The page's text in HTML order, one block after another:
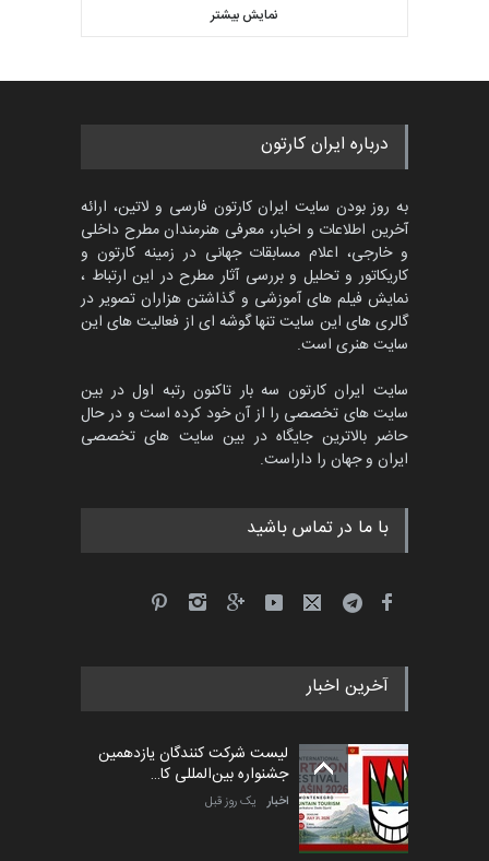
کتابخانۀ ممتا…
مسابقه بین‌المللی کارتون آیدین
دوغان، ترکیه،…
مسابقۀ بین‌المللی کارتون و
کاریکاتور «البغلی…
مهلت 3 ماه دیگر
پنجمین مسابقۀ بین‌المللی
کارتون CARTUNION ، …
مهلت
مهلت
پنجمین مسابقۀ بین‌المللی
مهلت 5 ماه دیگر
گالری حدود یک ماه قبل
نمایش بیشتر
درباره ایران کارتون
به روز بودن سایت ایران کارتون فارسی و لاتین، ارائه
آخرین اطلاعات و اخبار، معرفی هنرمندان مطرح داخلی
و خارجی، اعلام مسابقات جهانی در زمینه کارتون و
کاریکاتور و تحلیل و بررسی آثار مطرح در این ارتباط ،
نمایش فیلم های آموزشی و گذاشتن هزاران تصویر در
گالری های این سایت تنها گوشه ای از فعالیت های این
سایت هنری است.
سایت ایران کارتون سه بار تاکنون رتبه اول در بین
سایت های تخصصی را از آن خود کرده است و در حال
حاضر بالاترین جایگاه در بین سایت های تخصصی
ایران و جهان را داراست.
با ما در تماس باشید
آخرین اخبار
لیست شرکت کنندگان یازدهمین
جشنواره بین‌المللی کا…
اخبار یک روز قبل